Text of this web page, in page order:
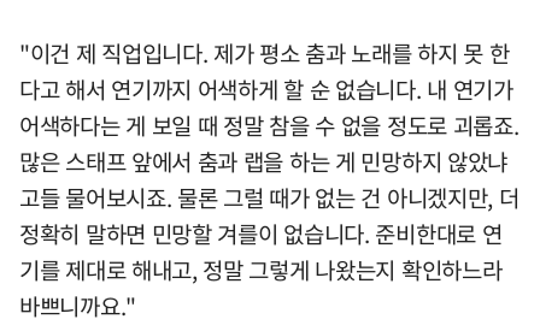
"이건 제 직업입니다. 제가 평소 춤과 노래를 하지 못 한
다고 해서 연기까지 어색하게 할 순 없습니다. 내 연기가
어색하다는 게 보일 때 정말 참을 수 없을 정도로 괴롭죠.
많은 스태프 앞에서 춤과 랩을 하는 게 민망하지 않았냐
고들 물어보시죠. 물론 그럴 때가 없는 건 아니겠지만, 더
정확히 말하면 민망할 겨를이 없습니다. 준비한대로 연
기를 제대로 해내고, 정말 그렇게 나왔는지 확인하느라
바쁘니까요."